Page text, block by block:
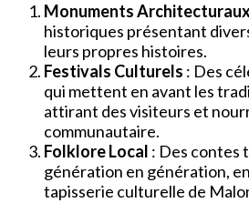
Monuments
historiques présentant
leurs propres histoires.
Festivals Culturels : Des
qui mettent en avant les
attirant des visiteurs et
communautaire.
Folklore Local : Des contes
génération en génération,
tapisserie culturelle de